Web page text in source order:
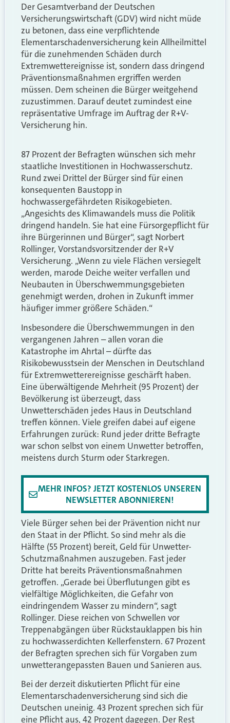
Der Gesamtverband der Deutschen
Versicherungswirtschaft (GDV) wird nicht müde
zu betonen, dass eine verpflichtende
Elementarschadenversicherung kein Allheilmittel
für die zunehmenden Schäden durch
Extremwettereignisse ist, sondern dass dringend
Präventionsmaßnahmen ergriffen werden
müssen. Dem scheinen die Bürger weitgehend
zuzustimmen. Darauf deutet zumindest eine
repräsentative Umfrage im Auftrag der R+V-
Versicherung hin.
87 Prozent der Befragten wünschen sich mehr
staatliche Investitionen in Hochwasserschutz.
Rund zwei Drittel der Bürger sind für einen
konsequenten Baustopp in
hochwassergefährdeten Risikogebieten.
„Angesichts des Klimawandels muss die Politik
dringend handeln. Sie hat eine Fürsorgepflicht für
ihre Bürgerinnen und Bürger“, sagt Norbert
Rollinger, Vorstandsvorsitzender der R+V
Versicherung. „Wenn zu viele Flächen versiegelt
werden, marode Deiche weiter verfallen und
Neubauten in Überschwemmungsgebieten
genehmigt werden, drohen in Zukunft immer
häufiger immer größere Schäden.“
Insbesondere die Überschwemmungen in den
vergangenen Jahren – allen voran die
Katastrophe im Ahrtal – dürfte das
Risikobewusstsein der Menschen in Deutschland
für Extremwetterereignisse geschärft haben.
Eine überwältigende Mehrheit (95 Prozent) der
Bevölkerung ist überzeugt, dass
Unwetterschäden jedes Haus in Deutschland
treffen können. Viele greifen dabei auf eigene
Erfahrungen zurück: Rund jeder dritte Befragte
war schon selbst von einem Unwetter betroffen,
meistens durch Sturm oder Starkregen.
MEHR INFOS? JETZT KOSTENLOS UNSEREN
NEWSLETTER ABONNIEREN!
Viele Bürger sehen bei der Prävention nicht nur
den Staat in der Pflicht. So sind mehr als die
Hälfte (55 Prozent) bereit, Geld für Unwetter-
Schutzmaßnahmen auszugeben. Fast jeder
Dritte hat bereits Präventionsmaßnahmen
getroffen. „Gerade bei Überflutungen gibt es
vielfältige Möglichkeiten, die Gefahr von
eindringendem Wasser zu mindern“, sagt
Rollinger. Diese reichen von Schwellen vor
Treppenabgängen über Rückstauklappen bis hin
zu hochwasserdichten Kellerfenstern. 67 Prozent
der Befragten sprechen sich für Vorgaben zum
unwetterangepassten Bauen und Sanieren aus.
Bei der derzeit diskutierten Pflicht für eine
Elementarschadenversicherung sind sich die
Deutschen uneinig. 43 Prozent sprechen sich für
eine Pflicht aus, 42 Prozent dagegen. Der Rest